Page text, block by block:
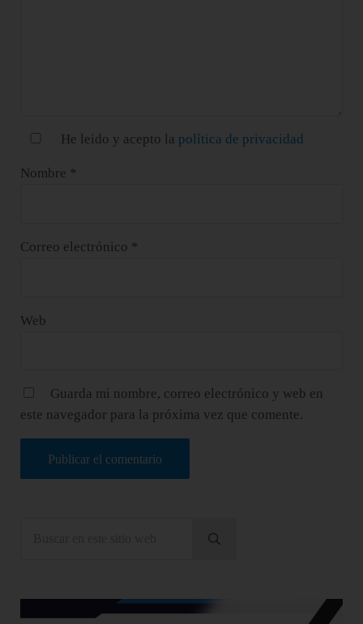
He leido y acepto la política de privacidad
Nombre *
Correo electrónico *
Web
Guarda mi nombre, correo electrónico y web en
este navegador para la próxima vez que comente.
Enviar búsqueda